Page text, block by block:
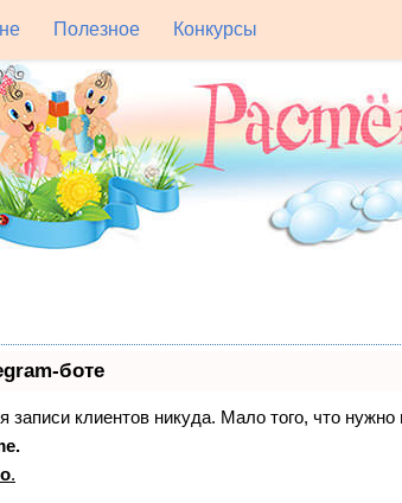
Полезное Конкурсы
боте
записи клиентов никуда. Мало того, что
.